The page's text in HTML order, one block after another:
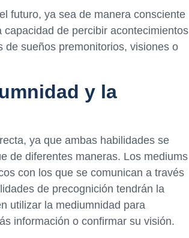
futuro, ya sea de manera consciente
de percibir acontecimientos
sueños premonitorios, visiones o
y la
ya que ambas habilidades se
de diferentes maneras. Los mediums
con los que se comunican a través
de precognición tendrán la
utilizar la mediumnidad para
información o confirmar su visión.